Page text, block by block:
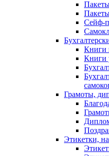
Сейф-
Книги
Книги
Грамоты,
Этикетки,